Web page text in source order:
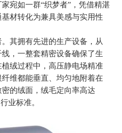
宛如一群“织梦者”，凭借精湛
材转化为兼具美感与实用性
其拥有先进的生产设备，从
，一整套精密设备确保了生
绒过程中，高压静电场精准
维都能垂直、均匀地附着在
的绒面，绒毛定向率高达
业标准。